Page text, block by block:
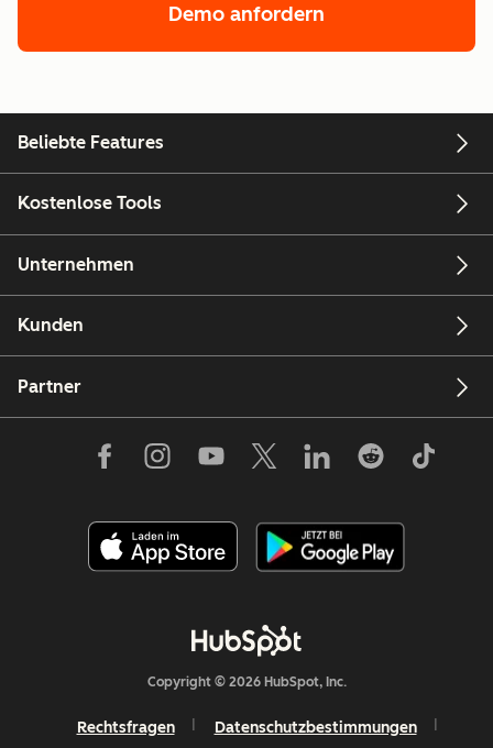
Demo anfordern
Beliebte Features
Kostenlose Tools
Unternehmen
Kunden
Partner
Copyright © 2026 HubSpot, Inc.
Rechtsfragen Datenschutzbestimmungen